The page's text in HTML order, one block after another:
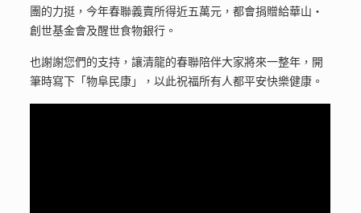
團的力挺，今年春聯義賣所得近五萬元，都會捐贈給華山‧
創世基金會及醒世食物銀行。
也謝謝您們的支持，讓清龍的春聯陪伴大家將來一整年，開
筆時寫下「物阜民康」，以此祝福所有人都平安快樂健康。